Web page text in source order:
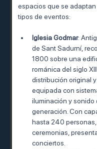
espacios que se
tipos de eventos:
Iglesia Godmar:
de Sant Sadurní,
1800 sobre una
románica del siglo
distribución original
equipada con
iluminación y sonido
generación. Con
hasta 240
ceremonias,
conciertos.